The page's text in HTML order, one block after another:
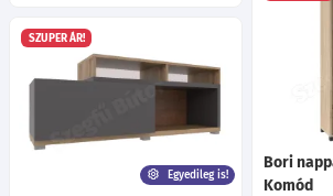
Bori
Komód
SZUPER ÁR!
Egyedileg is!